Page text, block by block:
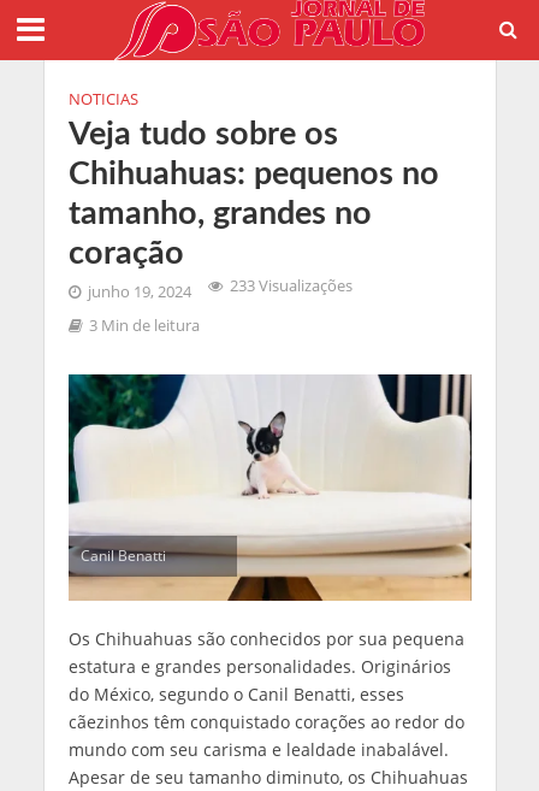
NOTICIAS
Veja tudo sobre os
Chihuahuas: pequenos no
tamanho, grandes no
coração
junho 19, 2024
233 Visualizações
3 Min de leitura
Canil Benatti
Os Chihuahuas são conhecidos por sua pequena
estatura e grandes personalidades. Originários
do México, segundo o Canil Benatti, esses
cãezinhos têm conquistado corações ao redor do
mundo com seu carisma e lealdade inabalável.
Apesar de seu tamanho diminuto, os Chihuahuas